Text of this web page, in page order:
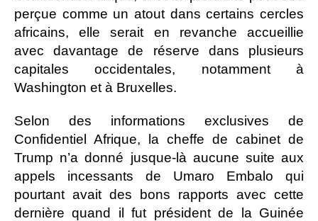
perçue comme un atout dans certains cercles
africains, elle serait en revanche accueillie
avec davantage de réserve dans plusieurs
capitales occidentales, notamment à
Washington et à Bruxelles.
Selon des informations exclusives de
Confidentiel Afrique, la cheffe de cabinet de
Trump n’a donné jusque-là aucune suite aux
appels incessants de Umaro Embalo qui
pourtant avait des bons rapports avec cette
dernière quand il fut président de la Guinée